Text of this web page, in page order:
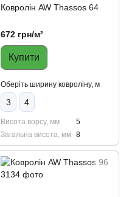
Ковролін AW Thassos 64
672 грн/м²
Купити
Оберіть ширину ковроліну, м
3 4
Висота ворсу, мм
5
Загальна висота, мм 8